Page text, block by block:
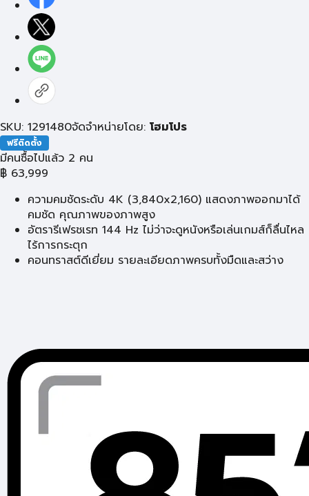
SKU: 1291480จัดจำหน่ายโดย: โฮมโปร
ฟรีติดตั้ง
มีคนซื้อไปแล้ว 2 คน
฿ 63,999
ความคมชัดระดับ 4K (3,840x2,160) แสดงภาพออกมาได้
คมชัด คุณภาพของภาพสูง
อัตรารีเฟรชเรท 144 Hz ไม่ว่าจะดูหนังหรือเล่นเกมส์ก็ลื่นไหล
ไร้การกระตุก
คอนทราสต์ดีเยี่ยม รายละเอียดภาพครบทั้งมืดและสว่าง